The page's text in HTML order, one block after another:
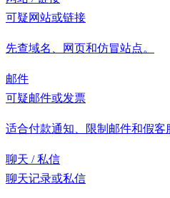
可疑网站或链接
先查域名、网页和仿冒站点。
邮件
可疑邮件或发票
适合付款通知、限制邮件和假客
聊天 / 私信
聊天记录或私信